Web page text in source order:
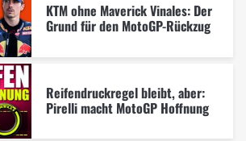
KTM ohne Maverick Vinales: Der
Grund für den MotoGP-Rückzug
Reifendruckregel bleibt, aber:
Pirelli macht MotoGP Hoffnung